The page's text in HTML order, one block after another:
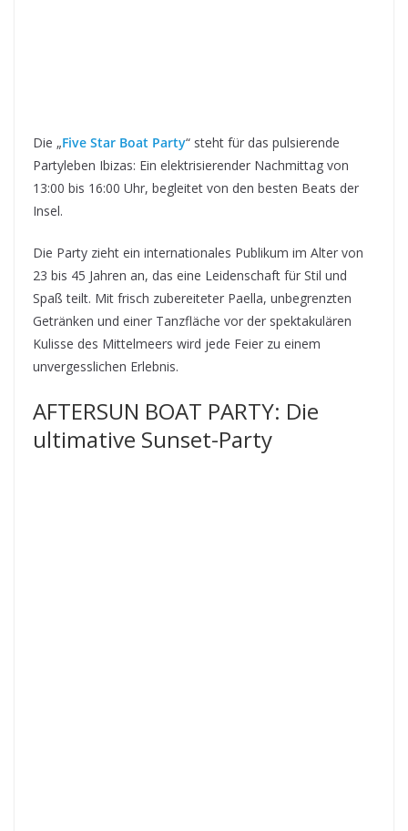
Die „Five Star Boat Party“ steht für das pulsierende
Partyleben Ibizas: Ein elektrisierender Nachmittag von
13:00 bis 16:00 Uhr, begleitet von den besten Beats der
Insel.
Die Party zieht ein internationales Publikum im Alter von
23 bis 45 Jahren an, das eine Leidenschaft für Stil und
Spaß teilt. Mit frisch zubereiteter Paella, unbegrenzten
Getränken und einer Tanzfläche vor der spektakulären
Kulisse des Mittelmeers wird jede Feier zu einem
unvergesslichen Erlebnis.
AFTERSUN BOAT PARTY: Die
ultimative Sunset-Party